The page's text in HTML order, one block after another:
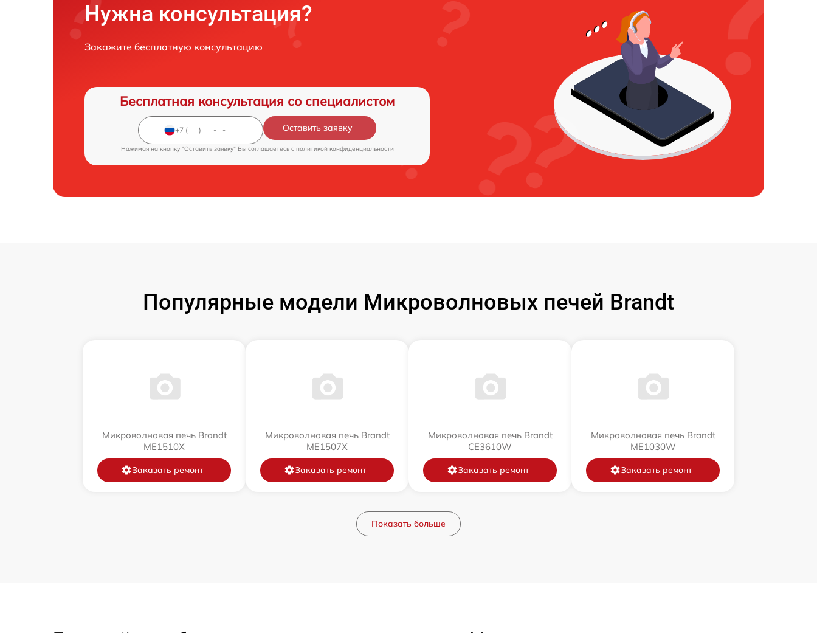
Нужна консультация?
Закажите бесплатную консультацию
Бесплатная консультация со специалистом
Оставить заявку
Нажимая на кнопку "Оставить заявку" Вы соглашаетесь c политикой конфиденциальности
Популярные модели Микроволновых печей Brandt
Микроволновая печь Brandt
ME1510X
Заказать ремонт
Микроволновая печь Brandt
ME1507X
Заказать ремонт
Микроволновая печь Brandt
CE3610W
Заказать ремонт
Микроволновая печь Brandt
ME1030W
Заказать ремонт
Показать больше